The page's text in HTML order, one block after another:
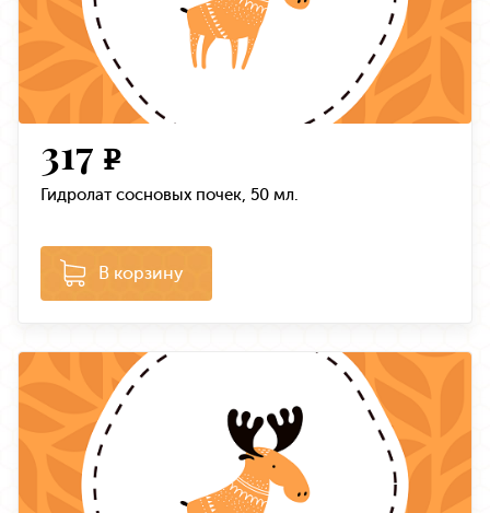
317 e
Гидролат сосновых почек, 50 мл.
В корзину